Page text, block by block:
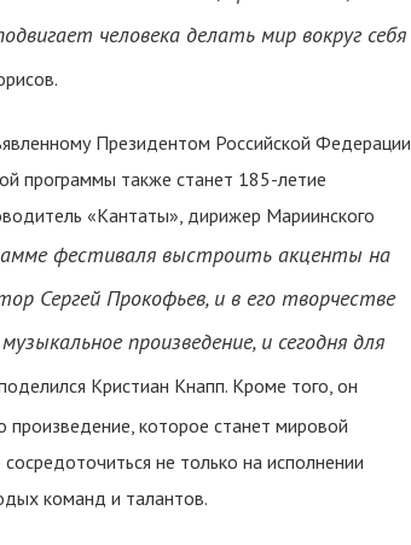
человека делать мир вокруг себя
Президентом Российской Федерации
программы также станет 185-летие
«Кантаты», дирижер Мариинского
фестиваля выстроить акценты на
Сергей Прокофьев, и в его творчестве
произведение, и сегодня для
Кристиан Кнапп. Кроме того, он
которое станет мировой
не только на исполнении
команд и талантов.